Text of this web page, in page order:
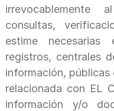
consultas,
estime
registros, centrales
información,
relacionada con EL
información y/o